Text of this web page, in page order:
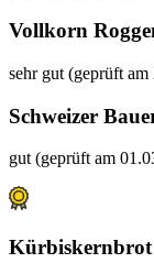
Vollkorn
sehr gut (geprüft
Schweizer
gut (geprüft am
Kürbiskernbrot